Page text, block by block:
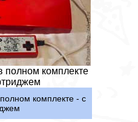
полном комплекте
комплекте - с